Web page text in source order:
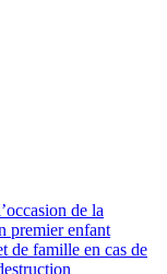
de la
premier enfant
de famille en cas de